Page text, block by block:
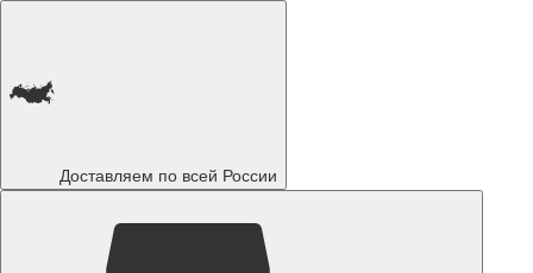
Доставляем по всей России